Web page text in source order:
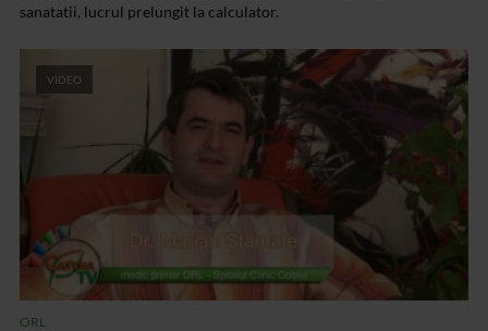
sanatatii, lucrul prelungit la calculator.
VIDEO
ORL